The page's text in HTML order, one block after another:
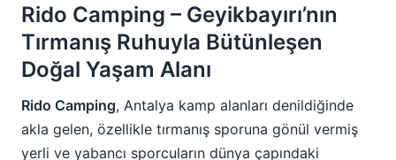
Rido Camping – Geyikbayırı’nın
Tırmanış Ruhuyla Bütünleşen
Doğal Yaşam Alanı
Rido Camping, Antalya kamp alanları denildiğinde
akla gelen, özellikle tırmanış sporuna gönül vermiş
yerli ve yabancı sporcuların dünya çapındaki